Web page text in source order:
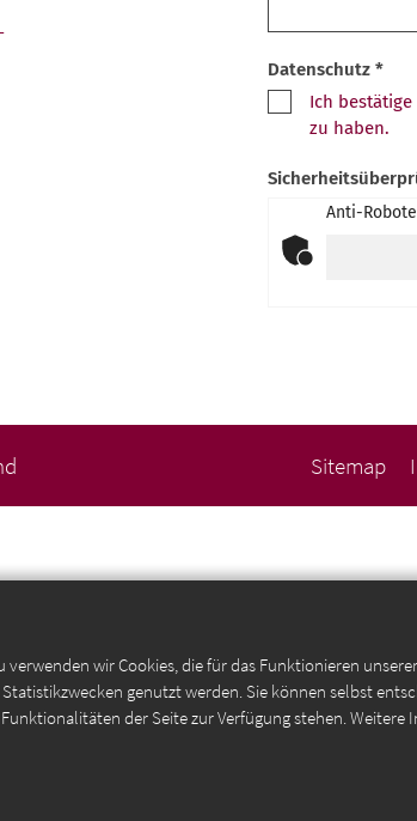
wir Cookies, die für das Funktionieren
genutzt werden. Sie können selbst
der Seite zur Verfügung stehen.
Datenschutz *
Ich
zu haben.
Anti-
Sitemap